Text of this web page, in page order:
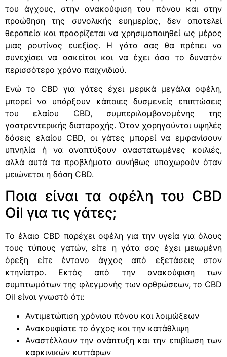
του άγχους, στην ανακούφιση του πόνου και στην
προώθηση της συνολικής ευημερίας, δεν αποτελεί
θεραπεία και προορίζεται να χρησιμοποιηθεί ως μέρος
μιας ρουτίνας ευεξίας. Η γάτα σας θα πρέπει να
συνεχίσει να ασκείται και να έχει όσο το δυνατόν
περισσότερο χρόνο παιχνιδιού.
Ενώ το CBD για γάτες έχει μερικά μεγάλα οφέλη,
μπορεί να υπάρξουν κάποιες δυσμενείς επιπτώσεις
του ελαίου CBD, συμπεριλαμβανομένης της
γαστρεντερικής διαταραχής. Όταν χορηγούνται υψηλές
δόσεις ελαίου CBD, οι γάτες μπορεί να εμφανίσουν
υπνηλία ή να αναπτύξουν αναστατωμένες κοιλιές,
αλλά αυτά τα προβλήματα συνήθως υποχωρούν όταν
μειώνεται η δόση CBD.
Ποια είναι τα οφέλη του CBD
Oil για τις γάτες;
Το έλαιο CBD παρέχει οφέλη για την υγεία για όλους
τους τύπους γατών, είτε η γάτα σας έχει μειωμένη
όρεξη είτε έντονο άγχος από εξετάσεις στον
κτηνίατρο. Εκτός από την ανακούφιση των
συμπτωμάτων της φλεγμονής των αρθρώσεων, το CBD
Oil είναι γνωστό ότι:
Αντιμετώπιση χρόνιου πόνου και λοιμώξεων
Ανακουφίστε το άγχος και την κατάθλιψη
Αναστέλλουν την ανάπτυξη και την επιβίωση των
καρκινικών κυττάρων